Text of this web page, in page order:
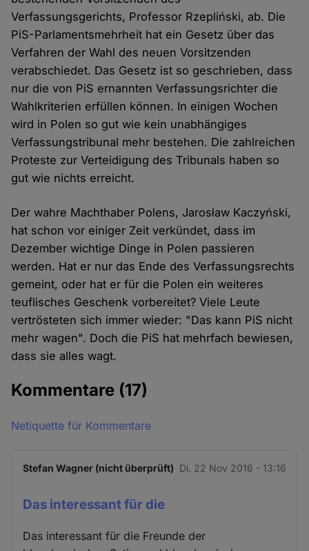
Verfassungsgerichts, Professor Rzepliński, ab. Die
PiS-Parlamentsmehrheit hat ein Gesetz über das
Verfahren der Wahl des neuen Vorsitzenden
verabschiedet. Das Gesetz ist so geschrieben, dass
nur die von PiS ernannten Verfassungsrichter die
Wahlkriterien erfüllen können. In einigen Wochen
wird in Polen so gut wie kein unabhängiges
Verfassungstribunal mehr bestehen. Die zahlreichen
Proteste zur Verteidigung des Tribunals haben so
gut wie nichts erreicht.
Der wahre Machthaber Polens, Jarosław Kaczyński,
hat schon vor einiger Zeit verkündet, dass im
Dezember wichtige Dinge in Polen passieren
werden. Hat er nur das Ende des Verfassungsrechts
gemeint, oder hat er für die Polen ein weiteres
teuflisches Geschenk vorbereitet? Viele Leute
vertrösteten sich immer wieder: "Das kann PiS nicht
mehr wagen". Doch die PiS hat mehrfach bewiesen,
dass sie alles wagt.
Kommentare (17)
Netiquette für Kommentare
Stefan Wagner (nicht überprüft) Di. 22 Nov 2016 - 13:16
Das interessant für die
Das interessant für die Freunde der